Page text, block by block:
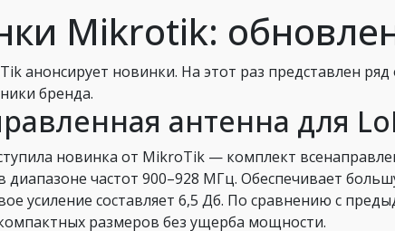
Mikrotik:
анонсирует новинки. На этот раз представлен
бренда.
антенна для
новинка от MikroTik — комплект
частот 900–928 МГц. Обеспечивает
усиление составляет 6,5 Дб. По сравнению с
размеров без ущерба мощности.